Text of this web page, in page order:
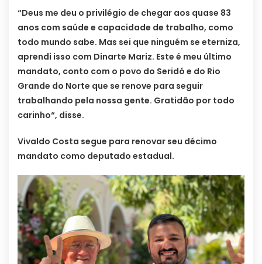
“Deus me deu o privilégio de chegar aos quase 83
anos com saúde e capacidade de trabalho, como
todo mundo sabe. Mas sei que ninguém se eterniza,
aprendi isso com Dinarte Mariz. Este é meu último
mandato, conto com o povo do Seridó e do Rio
Grande do Norte que se renove para seguir
trabalhando pela nossa gente. Gratidão por todo
carinho“, disse.
Vivaldo Costa segue para renovar seu décimo
mandato como deputado estadual.